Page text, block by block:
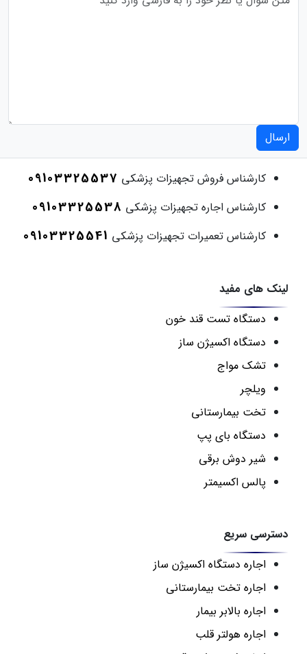
ارسال
کارشناس فروش تجهیزات پزشکی 09103325537
کارشناس اجاره تجهیزات پزشکی 09103325538
کارشناس تعمیرات تجهیزات پزشکی 09103325541
لینک های مفید
دستگاه تست قند خون
دستگاه اکسیژن ساز
تشک مواج
ویلچر
تخت بیمارستانی
دستگاه بای پپ
شیر دوش برقی
پالس اکسیمتر
دسترسی سریع
اجاره دستگاه اکسیژن ساز
اجاره تخت بیمارستانی
اجاره بالابر بیمار
اجاره هولتر قلب